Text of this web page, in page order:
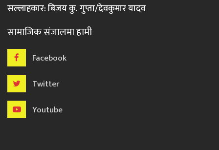
सल्लाहकार: बिजय कु. गुप्ता/देवकुमार यादव
सामाजिक संजालमा हामी
Facebook
Twitter
Youtube